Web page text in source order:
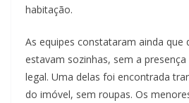
habitação.
As equipes constataram ainda que
estavam sozinhas, sem a
legal. Uma delas foi encontrada
do imóvel, sem roupas. Os